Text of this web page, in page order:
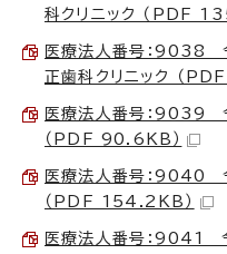
科クリニック （PDF
医療法人番号：9038
正歯科クリニック （
医療法人番号：9039
（PDF 90.6KB）
医療法人番号：9040
（PDF 154.2KB）
医療法人番号：9041